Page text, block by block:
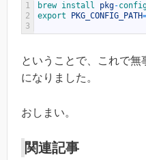
1
2
3
brew install pkg-
export
PKG_CONFIG_PATH
ということで、これで無
になりました。
おしまい。
関連記事